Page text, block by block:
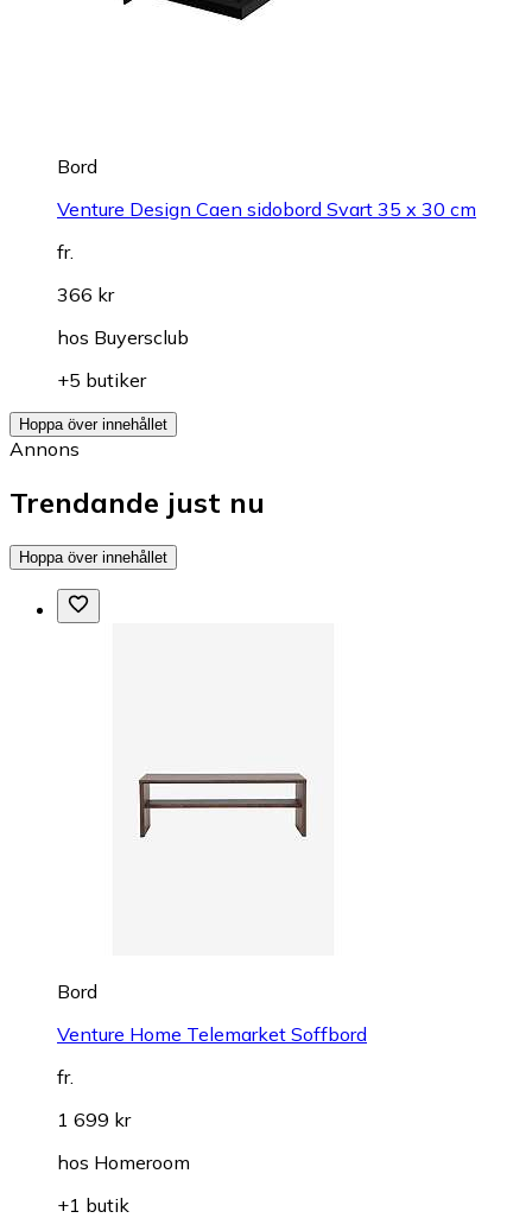
Bord
Venture Design Caen sidobord Svart 35 x 30 cm
fr.
366 kr
hos Buyersclub
+5 butiker
Hoppa över innehållet
Annons
Trendande just nu
Hoppa över innehållet
Bord
Venture Home Telemarket Soffbord
fr.
1 699 kr
hos Homeroom
+1 butik